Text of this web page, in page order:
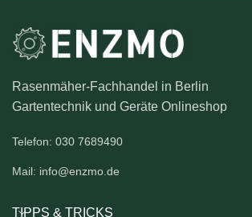
Rasenmäher-Fachhandel in Berlin
Gartentechnik und Geräte Onlineshop
Telefon: 030 7689490
Mail: info@enzmo.de
TIPPS & TRICKS